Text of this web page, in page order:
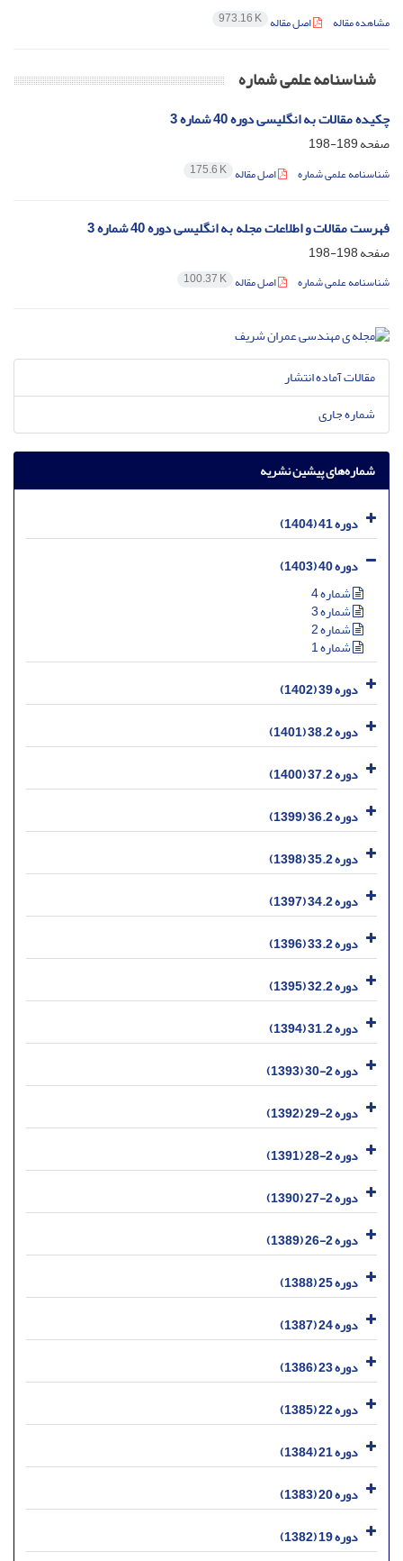
مشاهده مقاله اصل مقاله 973.16 K
شناسنامه علمی شماره
چکیده مقالات به انگلیسی دوره 40 شماره 3
صفحه189-198
شناسنامه علمی شماره اصل مقاله 175.6 K
فهرست مقالات و اطلاعات مجله به انگلیسی دوره 40 شماره 3
صفحه198-198
شناسنامه علمی شماره اصل مقاله 100.37 K
مقالات آماده انتشار
شماره جاری
شماره‌های پیشین نشریه
دوره 41 (1404)
دوره 40 (1403)
شماره 4
شماره 3
شماره 2
شماره 1
دوره 39 (1402)
دوره 38.2 (1401)
دوره 37.2 (1400)
دوره 36.2 (1399)
دوره 35.2 (1398)
دوره 34.2 (1397)
دوره 33.2 (1396)
دوره 32.2 (1395)
دوره 31.2 (1394)
دوره 2-30 (1393)
دوره 2-29 (1392)
دوره 2-28 (1391)
دوره 2-27 (1390)
دوره 2-26 (1389)
دوره 25 (1388)
دوره 24 (1387)
دوره 23 (1386)
دوره 22 (1385)
دوره 21 (1384)
دوره 20 (1383)
دوره 19 (1382)